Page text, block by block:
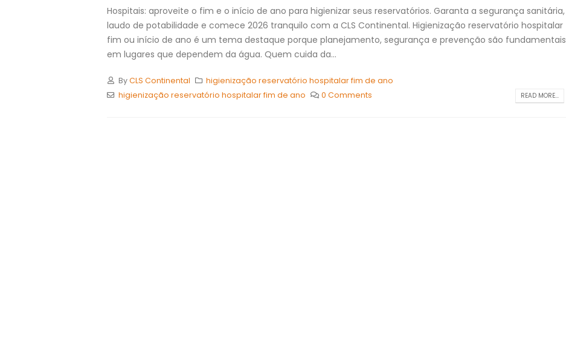
Hospitais: aproveite o fim e o início de ano para higienizar seus reservatórios. Garanta a segurança sanitária,
laudo de potabilidade e comece 2026 tranquilo com a CLS Continental. Higienização reservatório hospitalar
fim ou início de ano é um tema destaque porque planejamento, segurança e prevenção são fundamentais
em lugares que dependem da água. Quem cuida da...
ByCLS Continental
higienização reservatório hospitalar fim de ano
higienização reservatório hospitalar fim de ano
0 Comments READ MORE...